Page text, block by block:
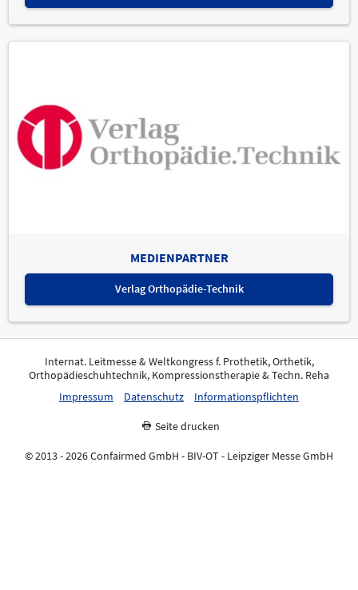
MEDIENPARTNER
Verlag Orthopädie-Technik
Internat. Leitmesse & Weltkongress f. Prothetik, Orthetik,
Orthopädieschuhtechnik, Kompressionstherapie & Techn. Reha
Impressum
Datenschutz Informationspflichten
Seite drucken
© 2013 - 2026 Confairmed GmbH - BIV-OT - Leipziger Messe GmbH